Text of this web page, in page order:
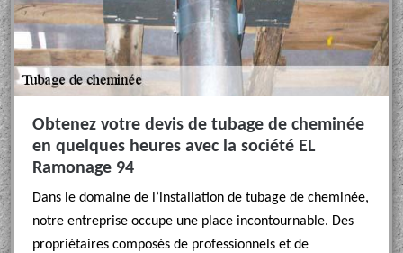
Obtenez votre devis de tubage de cheminée
en quelques heures avec la société EL
Ramonage 94
Dans le domaine de l’installation de tubage de cheminée,
notre entreprise occupe une place incontournable. Des
propriétaires composés de professionnels et de